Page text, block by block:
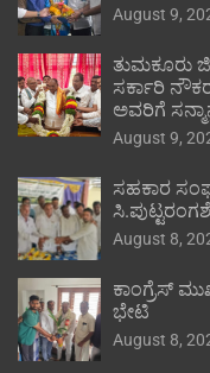
August 9,
ತುಮಕೂರು
ಸರ್ಕಾರಿ
ಅವರಿಗೆ
August 9,
ಸಹಕಾರ
August 8,
ಕಾಂಗ್ರೆಸ್
ಭೇಟಿ
August 8,